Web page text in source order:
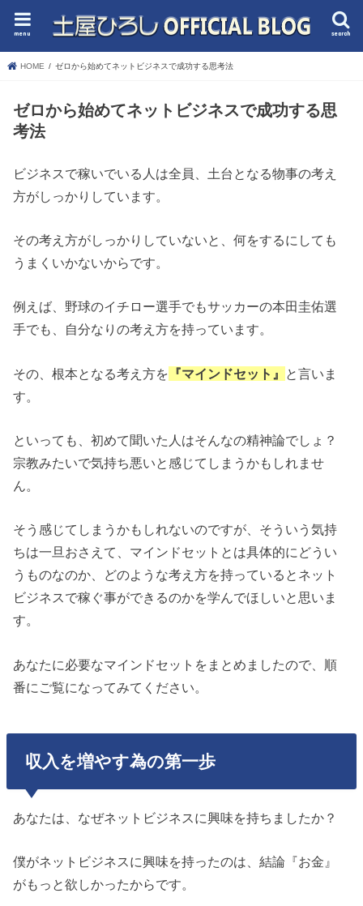
search
menu
HOME ゼロから始めてネットビジネスで成功する思考法
ゼロから始めてネットビジネスで成功する思
考法
ビジネスで稼いでいる人は全員、土台となる物事の考え
方がしっかりしています。
その考え方がしっかりしていないと、何をするにしても
うまくいかないからです。
例えば、野球のイチロー選手でもサッカーの本田圭佑選
手でも、自分なりの考え方を持っています。
その、根本となる考え方を 『マインドセット』 と言いま
す。
といっても、初めて聞いた人はそんなの精神論でしょ？
宗教みたいで気持ち悪いと感じてしまうかもしれませ
ん。
そう感じてしまうかもしれないのですが、そういう気持
ちは一旦おさえて、マインドセットとは具体的にどうい
うものなのか、どのような考え方を持っているとネット
ビジネスで稼ぐ事ができるのかを学んでほしいと思いま
す。
あなたに必要なマインドセットをまとめましたので、順
番にご覧になってみてください。
収入を増やす為の第一歩
あなたは、なぜネットビジネスに興味を持ちましたか？
僕がネットビジネスに興味を持ったのは、結論『お金』
がもっと欲しかったからです。